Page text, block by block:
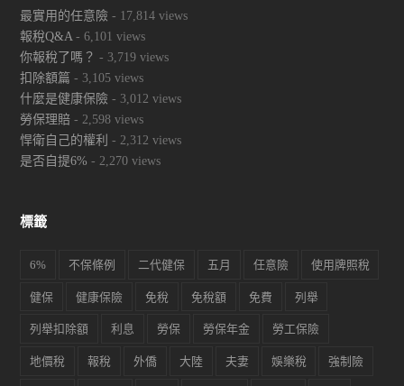
最實用的任意險 - 17,814 views
報稅Q&A - 6,101 views
你報稅了嗎？ - 3,719 views
扣除額篇 - 3,105 views
什麼是健康保險 - 3,012 views
勞保理賠 - 2,598 views
悍衛自己的權利 - 2,312 views
是否自提6% - 2,270 views
標籤
6% 不保條例 二代健保 五月 任意險 使用牌照稅
健保 健康保險 免稅 免稅額 免費 列舉
列舉扣除額 利息 勞保 勞保年金 勞工保險
地價稅 報稅 外僑 大陸 夫妻 娛樂稅 強制險